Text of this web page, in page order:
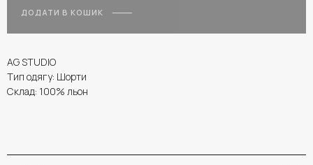
ДОДАТИ В КОШИК
AG STUDIO
Тип одягу: Шорти
Склад: 100% льон